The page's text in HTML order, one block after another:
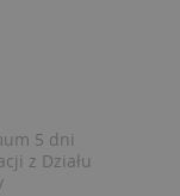
5 dni
z Działu